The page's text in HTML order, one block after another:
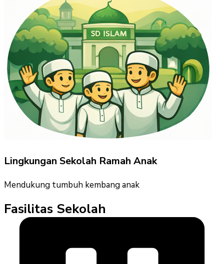
Lingkungan Sekolah Ramah Anak
Mendukung tumbuh kembang anak
Fasilitas Sekolah